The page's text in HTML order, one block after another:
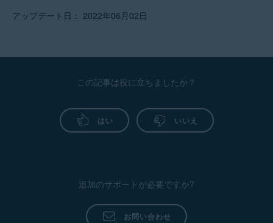
アップデート日： 2022年06月02日
この記事は役に立ちましたか？
はい いいえ
追加のサポートが必要ですか?
お問い合わせ